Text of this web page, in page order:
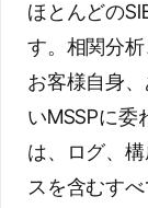
ほとんどの
す。相関分析
お客様自身
いMSSPに委
は、ログ、
スを含むす